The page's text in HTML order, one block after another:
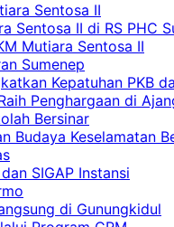
Sentosa II
Sentosa II di RS PHC
Mutiara Sentosa II
Sumenep
Kepatuhan PKB
Penghargaan di
Bersinar
Budaya Keselamatan
SIGAP Instansi
di Gunungkidul